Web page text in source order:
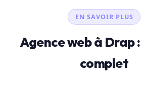
EN SAVOIR PLUS
Agence web à Drap
complet